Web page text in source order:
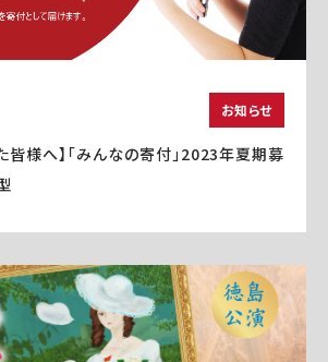
お知らせ
皆様へ】「みんなの寄付」2023年夏期募